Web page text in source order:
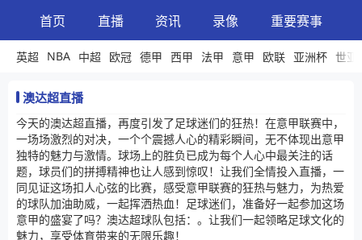
首页 直播 资讯 录像 重要赛事
英超 NBA 中超 欧冠 德甲 西甲 法甲 意甲 欧联 亚洲杯 世亚
澳达超直播
今天的澳达超直播，再度引发了足球迷们的狂热！在意甲联赛中，
一场场激烈的对决，一个个震撼人心的精彩瞬间，无不体现出意甲
独特的魅力与激情。球场上的胜负已成为每个人心中最关注的话
题，球员们的拼搏精神也让人感到惊叹！让我们全情投入直播，一
同见证这场扣人心弦的比赛，感受意甲联赛的狂热与魅力，为热爱
的球队加油助威，一起挥洒热血！足球迷们，准备好一起参加这场
意甲的盛宴了吗？澳达超球队包括：。让我们一起领略足球文化的
魅力，享受体育带来的无限乐趣！